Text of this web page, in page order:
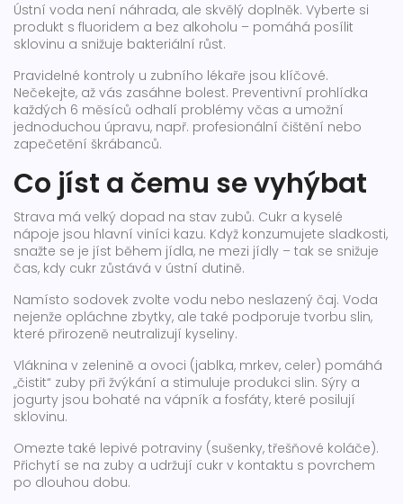
Ústní voda není náhrada, ale skvělý doplněk. Vyberte si
produkt s fluoridem a bez alkoholu – pomáhá posílit
sklovinu a snižuje bakteriální růst.
Pravidelné kontroly u zubního lékaře jsou klíčové.
Nečekejte, až vás zasáhne bolest. Preventivní prohlídka
každých 6 měsíců odhalí problémy včas a umožní
jednoduchou úpravu, např. profesionální čištění nebo
zapečetění škrábanců.
Co jíst a čemu se vyhýbat
Strava má velký dopad na stav zubů. Cukr a kyselé
nápoje jsou hlavní viníci kazu. Když konzumujete sladkosti,
snažte se je jíst během jídla, ne mezi jídly – tak se snižuje
čas, kdy cukr zůstává v ústní dutině.
Namísto sodovek zvolte vodu nebo neslazený čaj. Voda
nejenže opláchne zbytky, ale také podporuje tvorbu slin,
které přirozeně neutralizují kyseliny.
Vláknina v zelenině a ovoci (jablka, mrkev, celer) pomáhá
„čistit“ zuby při žvýkání a stimuluje produkci slin. Sýry a
jogurty jsou bohaté na vápník a fosfáty, které posilují
sklovinu.
Omezte také lepivé potraviny (sušenky, třešňové koláče).
Přichytí se na zuby a udržují cukr v kontaktu s povrchem
po dlouhou dobu.